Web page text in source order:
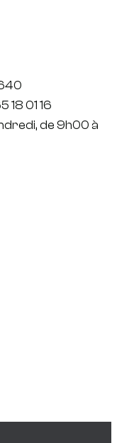
18 01 16
de 9h00 à